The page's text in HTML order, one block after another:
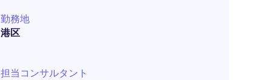
勤務地
港区
担当コンサルタント